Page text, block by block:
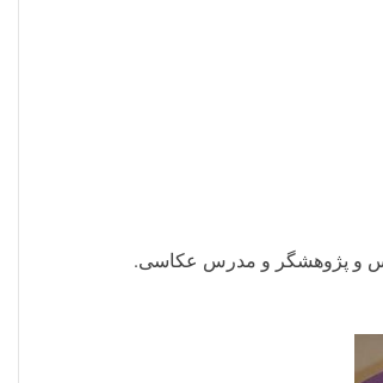
و پژوهشگر و مدرس عکاسی.